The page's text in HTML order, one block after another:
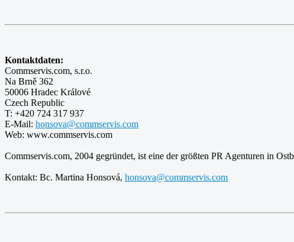
Kontaktdaten:
Commservis.com, s.r.o.
Na Brně 362
50006 Hradec Králové
Czech Republic
T: +420 724 317 937
E-Mail: honsova@commservis.com
Web: www.commservis.com
Commservis.com, 2004 gegründet, ist eine der größten PR Agenturen in
Kontakt: Bc. Martina Honsová, honsova@commservis.com